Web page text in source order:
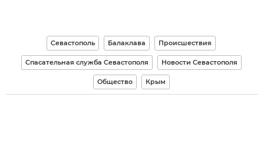
Севастополь Балаклава Происшествия
Спасательная служба Севастополя Новости Севастополя
Общество Крым